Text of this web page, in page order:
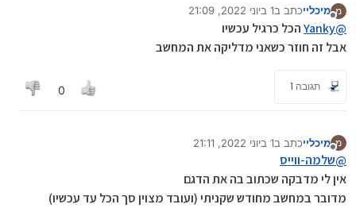
מ
מנותק
מיכלייכתב ב1 ביוני 2022, 21:09
נערך לאחרונה על ידי
@
Yankyהכל כרגיל עכשיו
אבל זה חוזר כשאני מדליקה את המחשב
תגובה 1 0
מ
מנותק
מיכלייכתב ב1 ביוני 2022, 21:11
נערך לאחרונה על ידי מיכליי
@שלמה-ווייס
אין לי מדבקה שכתוב בה את הדגם
מדובר במחשב מחודש שקניתי (ועובד מצוין סך הכל עד עכשיו)